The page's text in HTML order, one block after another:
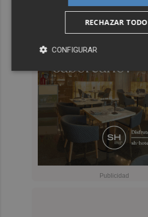
RECHAZAR TODO
CONFIGURAR